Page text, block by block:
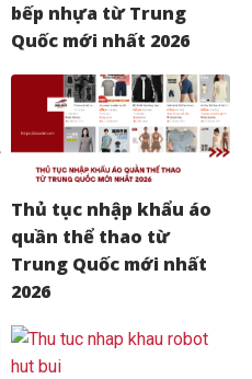
bếp nhựa từ Trung
Quốc mới nhất 2026
Thủ tục nhập khẩu áo
quần thể thao từ
Trung Quốc mới nhất
2026